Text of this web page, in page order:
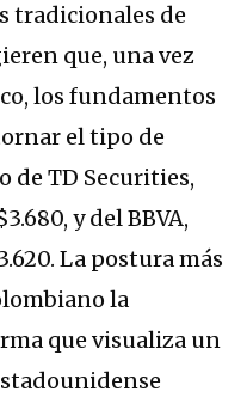
tradicionales de
que, una vez
los fundamentos
el tipo de
de TD Securities,
y del BBVA,
La postura más
la
que visualiza un